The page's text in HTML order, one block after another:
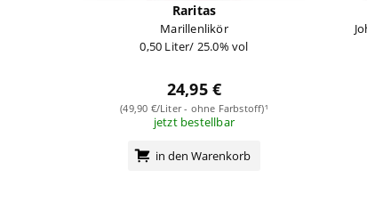
Raritas
Marillenlikör
0,50 Liter/ 25.0% vol
24,95 €
(49,90 €/Liter - ohne Farbstoff)¹
jetzt bestellbar
in den Warenkorb